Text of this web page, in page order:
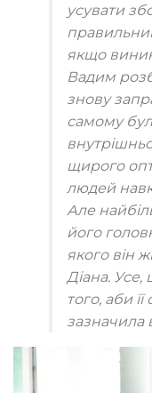
усувати
якщо
Вадим
знову
самому
щирого
людей
Але
його
якого він
Діана.
того, аби
зазначила